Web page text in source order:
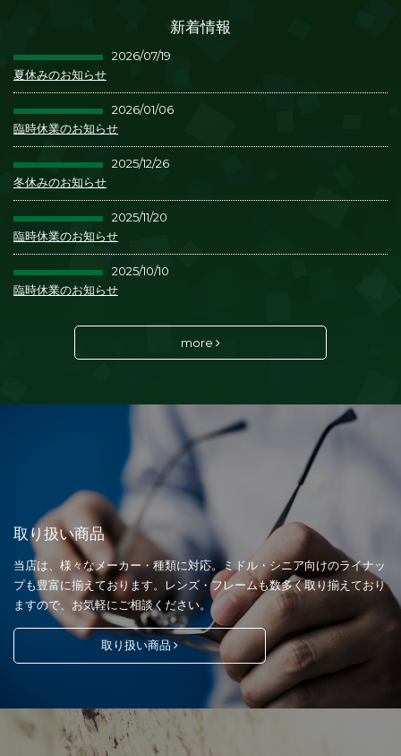
新着情報
2026/07/19
夏休みのお知らせ
2026/01/06
臨時休業のお知らせ
2025/12/26
冬休みのお知らせ
2025/11/20
臨時休業のお知らせ
2025/10/10
臨時休業のお知らせ
more
取り扱い商品
当店は、様々なメーカー・種類に対応。ミドル・シニア向けのライナッ
プも豊富に揃えております。レンズ・フレームも数多く取り揃えており
ますので、お気軽にご相談ください。
取り扱い商品